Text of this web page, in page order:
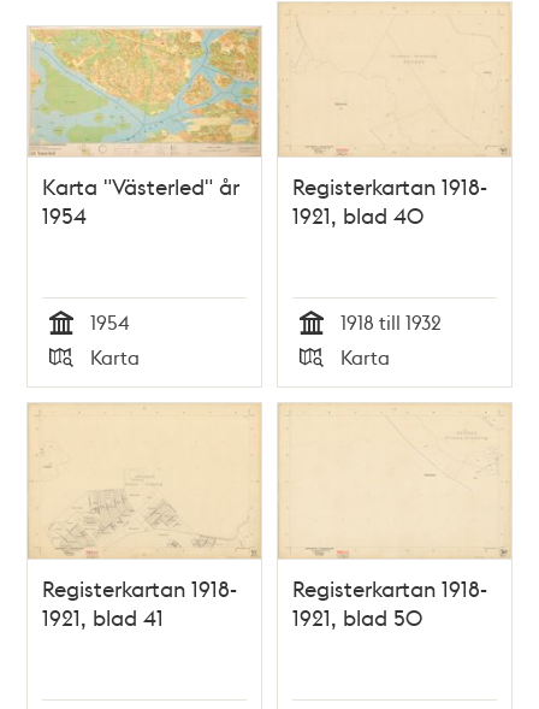
Karta "Västerled" år
1954
Tid
1954
Typ
Karta
Registerkartan 1918-
1921, blad 40
Tid
1918 till 1932
Typ
Karta
Registerkartan 1918-
1921, blad 41
Registerkartan 1918-
1921, blad 50